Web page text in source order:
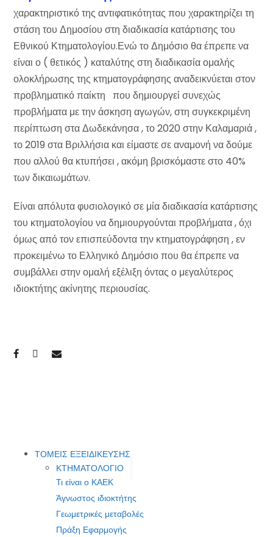
χαρακτηριστικό της αντιφατικότητας που χαρακτηρίζει τη
στάση του Δημοσίου στη διαδικασία κατάρτισης του
Εθνικού Κτηματολογίου.Ενώ το Δημόσιο θα έπρεπε να
είναι ο ( θετικός ) καταλύτης στη διαδικασία ομαλής
ολοκλήρωσης της κτηματογράφησης αναδεικνύεται στον
προβληματικό παίκτη που δημιουργεί συνεχώς
προβλήματα με την άσκηση αγωγών, στη συγκεκριμένη
περίπτωση στα Δωδεκάνησα , το 2020 στην Καλαμαριά ,
το 2019 στα Βριλλήσια και είμαστε σε αναμονή να δούμε
που αλλού θα κτυπήσει , ακόμη βρισκόμαστε στο 40%
των δικαιωμάτων.
Είναι απόλυτα φυσιολογικό σε μία διαδικασία κατάρτισης
του κτηματολογίου να δημιουργούνται προβλήματα , όχι
όμως από τον επισπεύδοντα την κτηματογράφηση , εν
προκειμένω το Ελληνικό Δημόσιο που θα έπρεπε να
συμβάλλει στην ομαλή εξέλιξη όντας ο μεγαλύτερος
ιδιοκτήτης ακίνητης περιουσίας.
ΤΟΜΕΙΣ ΕΞΕΙΔΙΚΕΥΣΗΣ
ΚΤΗΜΑΤΟΛΟΓΙΟ
Τι είναι ο ΚΑΕΚ
Άγνωστος ιδιοκτήτης
Γεωμετρικές μεταβολές
Πράξη Εφαρμογής